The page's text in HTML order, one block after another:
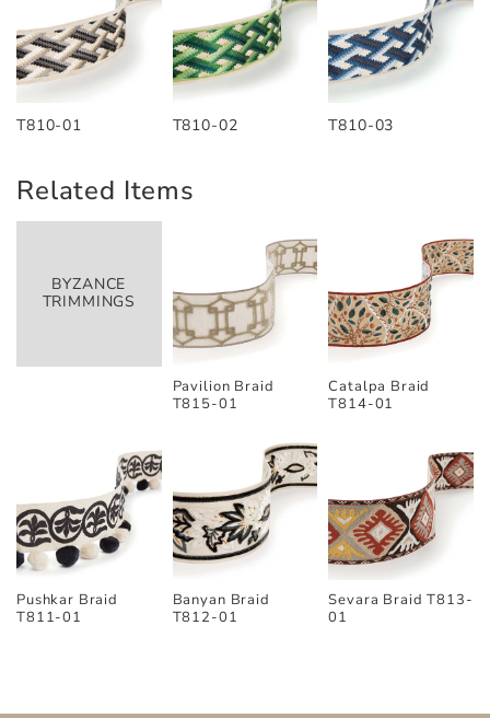
T810-01 T810-02 T810-03
Related Items
BYZANCE
TRIMMINGS
Pavilion Braid
T815-01
Catalpa Braid
T814-01
Pushkar Braid
T811-01
Banyan Braid
T812-01
Sevara Braid T813-
01